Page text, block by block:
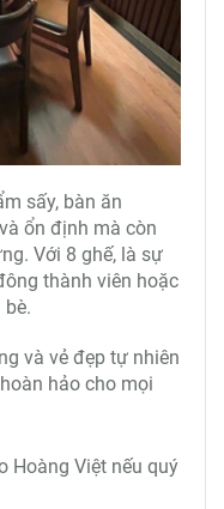
sấy, bàn ăn
ổn định mà còn
Với 8 ghế, là sự
thành viên hoặc
và vẻ đẹp tự nhiên
hảo cho mọi
Hoàng Việt nếu quý